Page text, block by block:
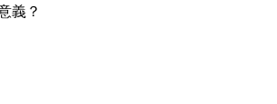
義？